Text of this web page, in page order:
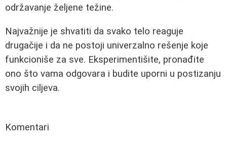
održavanje željene težine.
Najvažnije je shvatiti da svako telo reaguje
drugačije i da ne postoji univerzalno rešenje koje
funkcioniše za sve. Eksperimentišite, pronađite
ono što vama odgovara i budite uporni u postizanju
svojih ciljeva.
Komentari